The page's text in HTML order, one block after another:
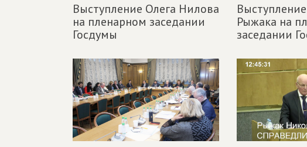
Выступление Олега Нилова
на пленарном заседании
Госдумы
Рыжака на
заседании